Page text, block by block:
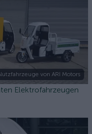
von ARI Motors
Elektrofahrzeugen